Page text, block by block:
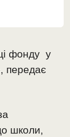
фонду у
передає
школи,